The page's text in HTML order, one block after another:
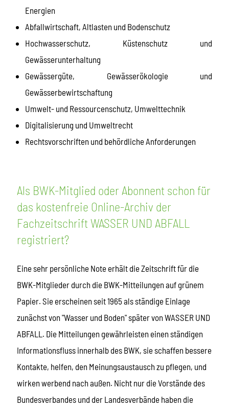
Energien
Abfallwirtschaft, Altlasten und Bodenschutz
Hochwasserschutz, Küstenschutz und
Gewässerunterhaltung
Gewässergüte, Gewässerökologie und
Gewässerbewirtschaftung
Umwelt- und Ressourcenschutz, Umwelttechnik
Digitalisierung und Umweltrecht
Rechtsvorschriften und behördliche Anforderungen
Als BWK-Mitglied oder Abonnent schon für
das kostenfreie Online-Archiv der
Fachzeitschrift WASSER UND ABFALL
registriert?
Eine sehr persönliche Note erhält die Zeitschrift für die
BWK-Mitglieder durch die BWK-Mitteilungen auf grünem
Papier. Sie erscheinen seit 1965 als ständige Einlage
zunächst von "Wasser und Boden" später von WASSER UND
ABFALL. Die Mitteilungen gewährleisten einen ständigen
Informationsfluss innerhalb des BWK, sie schaffen bessere
Kontakte, helfen, den Meinungsaustausch zu pflegen, und
wirken werbend nach außen. Nicht nur die Vorstände des
Bundesverbandes und der Landesverbände haben die